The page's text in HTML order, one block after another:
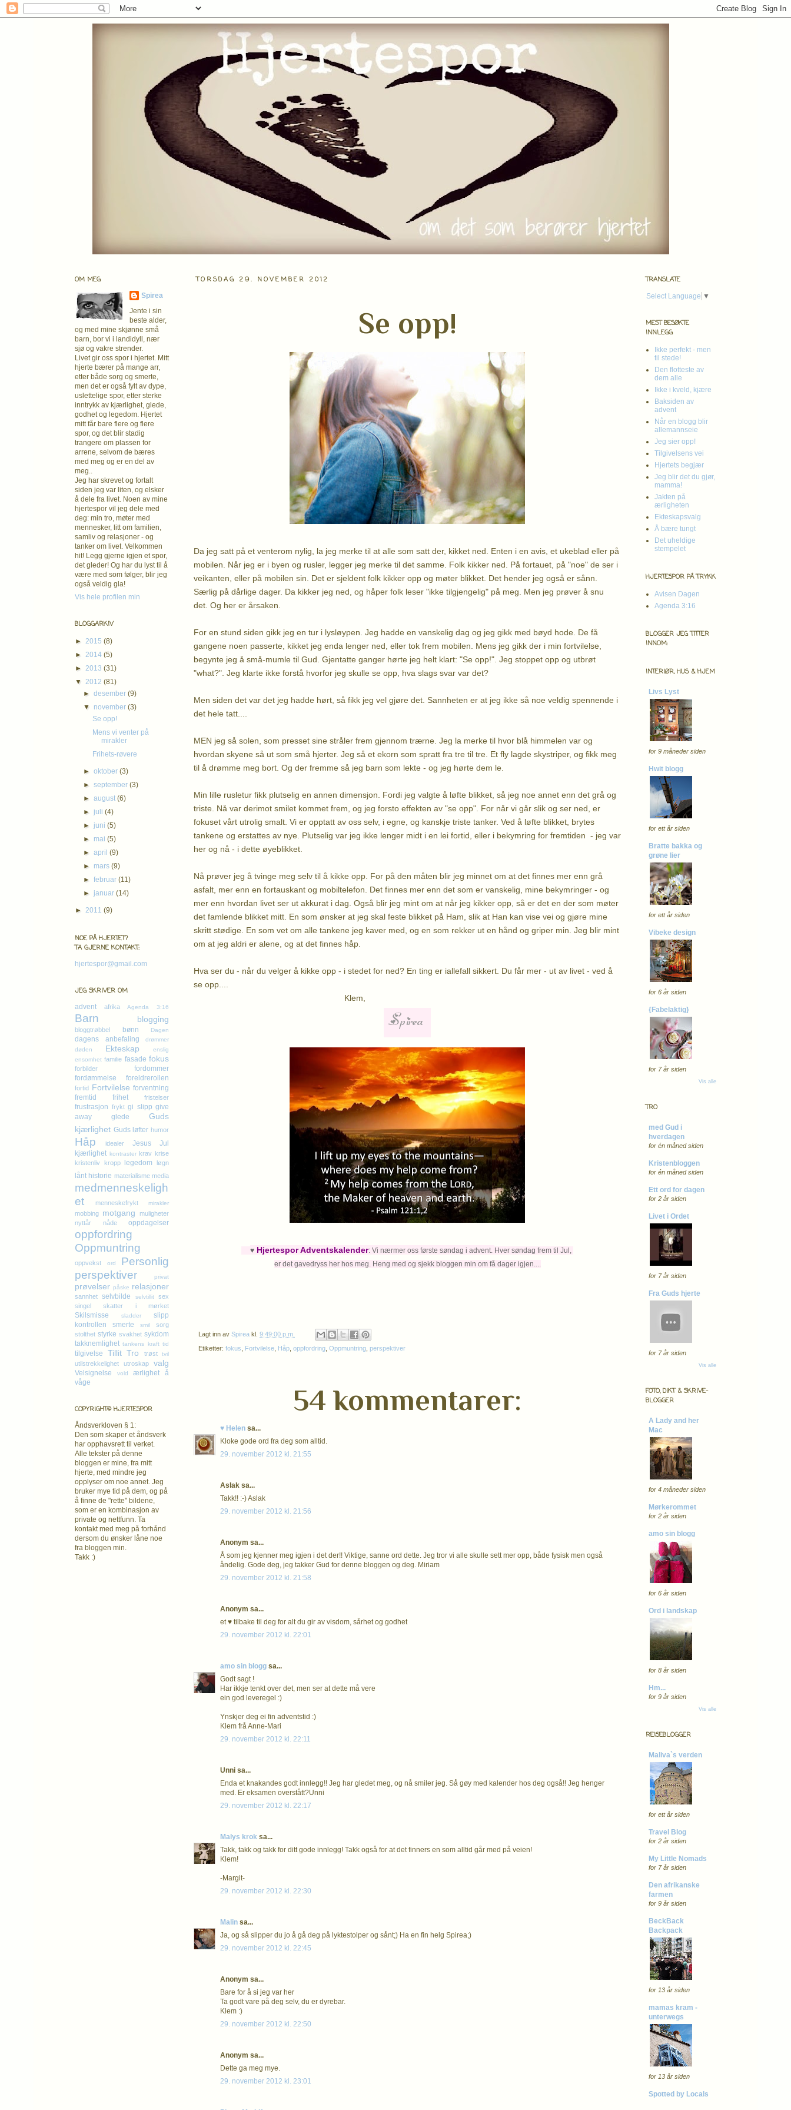
TORSDAG 29. NOVEMBER 2012
Se opp!
Da jeg satt på et venterom nylig, la jeg merke til at alle som satt der, kikket ned. Enten i en avis, et ukeblad eller på
mobilen. Når jeg er i byen og rusler, legger jeg merke til det samme. Folk kikker ned. På fortauet, på "noe" de ser i
veikanten, eller på mobilen sin. Det er sjeldent folk kikker opp og møter blikket. Det hender jeg også er sånn.
Særlig på dårlige dager. Da kikker jeg ned, og håper folk leser "ikke tilgjengelig" på meg. Men jeg prøver å snu
det. Og her er årsaken.
For en stund siden gikk jeg en tur i lysløypen. Jeg hadde en vanskelig dag og jeg gikk med bøyd hode. De få
gangene noen passerte, kikket jeg enda lenger ned, eller tok frem mobilen. Mens jeg gikk der i min fortvilelse,
begynte jeg å små-mumle til Gud. Gjentatte ganger hørte jeg helt klart: "Se opp!". Jeg stoppet opp og utbrøt
"what?". Jeg klarte ikke forstå hvorfor jeg skulle se opp, hva slags svar var det?
Men siden det var det jeg hadde hørt, så fikk jeg vel gjøre det. Sannheten er at jeg ikke så noe veldig spennende i
det hele tatt....
MEN jeg så solen, som presset sine stråler frem gjennom trærne. Jeg la merke til hvor blå himmelen var og
hvordan skyene så ut som små hjerter. Jeg så et ekorn som spratt fra tre til tre. Et fly lagde skystriper, og fikk meg
til å drømme meg bort. Og der fremme så jeg barn som lekte - og jeg hørte dem le.
Min lille rusletur fikk plutselig en annen dimensjon. Fordi jeg valgte å løfte blikket, så jeg noe annet enn det grå og
triste. Nå var derimot smilet kommet frem, og jeg forsto effekten av "se opp". For når vi går slik og ser ned, er
fokuset vårt utrolig smalt. Vi er opptatt av oss selv, i egne, og kanskje triste tanker. Ved å løfte blikket, brytes
tankene og erstattes av nye. Plutselig var jeg ikke lenger midt i en lei fortid, eller i bekymring for fremtiden - jeg var
her og nå - i dette øyeblikket.
Nå prøver jeg å tvinge meg selv til å kikke opp. For på den måten blir jeg minnet om at det finnes mer enn grå
asfalt, mer enn en fortauskant og mobiltelefon. Det finnes mer enn det som er vanskelig, mine bekymringer - og
mer enn hvordan livet ser ut akkurat i dag. Også blir jeg mint om at når jeg kikker opp, så er det en der som møter
det famlende blikket mitt. En som ønsker at jeg skal feste blikket på Ham, slik at Han kan vise vei og gjøre mine
skritt stødige. En som vet om alle tankene jeg kaver med, og en som rekker ut en hånd og griper min. Jeg blir mint
om at jeg aldri er alene, og at det finnes håp.
Hva ser du - når du velger å kikke opp - i stedet for ned? En ting er iallefall sikkert. Du får mer - ut av livet - ved å
se opp....
Klem,
♥ Hjertespor Adventskalender: Vi nærmer oss første søndag i advent. Hver søndag frem til Jul,
er det gavedryss her hos meg. Heng med og sjekk bloggen min om få dager igjen....
Lagt inn av Spirea kl. 9:49:00 p.m.
Etiketter: fokus Fortvilelse Håp oppfordring Oppmuntring perspektiver
54 kommentarer:
♥ Helen sa...
Kloke gode ord fra deg som alltid.
29. november 2012 kl. 21:55
Aslak sa...
Takk!! :-) Aslak
29. november 2012 kl. 21:56
Anonym sa...
Å som jeg kjenner meg igjen i det der!! Viktige, sanne ord dette. Jeg tror vi alle skulle sett mer opp, både fysisk men også
åndelig. Gode deg, jeg takker Gud for denne bloggen og deg. Miriam
29. november 2012 kl. 21:58
Anonym sa...
et ♥ tilbake til deg for alt du gir av visdom, sårhet og godhet
29. november 2012 kl. 22:01
amo sin blogg sa...
Godt sagt !
Har ikkje tenkt over det, men ser at dette må vere
ein god leveregel :)
Ynskjer deg ei fin adventstid :)
Klem frå Anne-Mari
29. november 2012 kl. 22:11
Unni sa...
Enda et knakandes godt innlegg!! Jeg har gledet meg, og nå smiler jeg. Så gøy med kalender hos deg også!! Jeg henger
med. Er eksamen overstått?Unni
29. november 2012 kl. 22:17
Malys krok sa...
Takk, takk og takk for ditt gode innlegg! Takk også for at det finners en som alltid går med på veien!
Klem!
-Margit-
29. november 2012 kl. 22:30
Malin sa...
Ja, og så slipper du jo å gå deg på lyktestolper og sånt;) Ha en fin helg Spirea;)
29. november 2012 kl. 22:45
Anonym sa...
Bare for å si jeg var her
Ta godt vare på deg selv, du er dyrebar.
Klem :)
29. november 2012 kl. 22:50
Anonym sa...
Dette ga meg mye.
29. november 2012 kl. 23:01
OM MEG
Spirea
Jente i sin
beste alder,
og med mine skjønne små
barn, bor vi i landidyll, nær
sjø og vakre strender.
Livet gir oss spor i hjertet. Mitt
hjerte bærer på mange arr,
etter både sorg og smerte,
men det er også fylt av dype,
uslettelige spor, etter sterke
inntrykk av kjærlighet, glede,
godhet og legedom. Hjertet
mitt får bare flere og flere
spor, og det blir stadig
trangere om plassen for
arrene, selvom de bæres
med meg og er en del av
meg..
Jeg har skrevet og fortalt
siden jeg var liten, og elsker
å dele fra livet. Noen av mine
hjertespor vil jeg dele med
deg: min tro, møter med
mennesker, litt om familien,
samliv og relasjoner - og
tanker om livet. Velkommen
hit! Legg gjerne igjen et spor,
det gleder! Og har du lyst til å
være med som følger, blir jeg
også veldig gla!
Vis hele profilen min
BLOGGARKIV
► 2015 (8)
► 2014 (5)
► 2013 (31)
▼ 2012 (81)
►desember(9)
▼ november(3)
Se opp!
Mens vi venter på
mirakler
Frihets-røvere
►oktober(3)
►september(3)
►august(6)
► juli(4)
► juni(5)
► mai(5)
►april(9)
► mars(9)
►februar(11)
► januar(14)
► 2011 (9)
NOE PÅ HJERTET?
TA GJERNE KONTAKT:
hjertespor@gmail.com
JEG SKRIVER OM
advent afrika Agenda 3:16
Barn blogging
bloggtrøbbel bønn Dagen
dagens anbefaling
drømmer
døden
Ekteskap
enslig
ensomhet familie fasade fokus
forbilder
fordommer
fordømmelse
foreldrerollen
fortid Fortvilelse forventning
fremtid
frihet fristelser
frustrasjon frykt gi slipp give
away
glede
Guds
kjærlighet Guds løfter humor
Håp idealer Jesus
Jul
kjærlighet kontraster krav krise
kristenliv kropp legedom løgn
lånt historie materialisme media
medmenneskeligh
et
menneskefrykt mirakler
mobbing motgang
muligheter
nyttår
nåde oppdagelser
oppfordring
Oppmuntring
oppvekst ord
Personlig
perspektiver
privat
prøvelser påske relasjoner
sannhet selvbilde selvtillit
sex
singel
skatter i mørket
Skilsmisse sladder
slipp
kontrollen
smerte smil
sorg
stolthet styrke svakhet sykdom
takknemlighet tankens kraft tid
tilgivelse Tillit Tro trøst tvil
utilstrekkelighet utroskap valg
Velsignelse vold ærlighet
å
våge
COPYRIGHT© HJERTESPOR
Åndsverkloven § 1:
Den som skaper et åndsverk
har opphavsretttil verket.
Alle tekster på denne
bloggen er mine, fra mitt
hjerte, med mindre jeg
opplyser om noe annet. Jeg
bruker mye tid på dem, og på
å finne de "rette" bildene,
som er en kombinasjon av
private og nettfunn. Ta
kontakt med meg på forhånd
dersom du ønsker låne noe
fra bloggen min.
Takk :)
TRANSLATE
Select Language ▼
MEST BESØKTE
INNLEGG
Ikke perfekt - men
til stede!
Den flotteste av
dem alle
Ikke i kveld, kjære
Baksiden av
advent
Når en blogg blir
allemannseie
Jeg sier opp!
Tilgivelsens vei
Hjertets begjær
Jeg blir det du gjør,
mamma!
Jakten på
ærligheten
Ekteskapsvalg
Å bære tungt
Det uheldige
stempelet
HJERTESPOR PÅ TRYKK
Avisen Dagen
Agenda 3:16
BLOGGER JEG TITTER
INNOM:
INTERIØR, HUS & HJEM
Livs Lyst
for 9 måneder siden
Hwit blogg
for ett år siden
Bratte bakka og
grøne lier
for ett år siden
Vibeke design
for 6 år siden
{Fabelaktig}
for 7 år siden
Vis alle
TRO
med Gud i
hverdagen
for én måned siden
Kristenbloggen
for én måned siden
Ett ord for dagen
for 2 år siden
Livet i Ordet
for 7 år siden
Fra Guds hjerte
for 7 år siden
Vis alle
FOTO, DIKT & SKRIVE-
BLOGGER
A Lady and her
Mac
for 4 måneder siden
Mørkerommet
for 2 år siden
amo sin blogg
for 6 år siden
Ord i landskap
for 8 år siden
Hm...
for 9 år siden
Vis alle
REISEBLOGGER
Maliva`s verden
for ett år siden
Travel Blog
for 2 år siden
My Little Nomads
for 7 år siden
Den afrikanske
farmen
for 9 år siden
BeckBack
Backpack
for 13 år siden
mamas kram -
unterwegs
for 13 år siden
Spotted by Locals